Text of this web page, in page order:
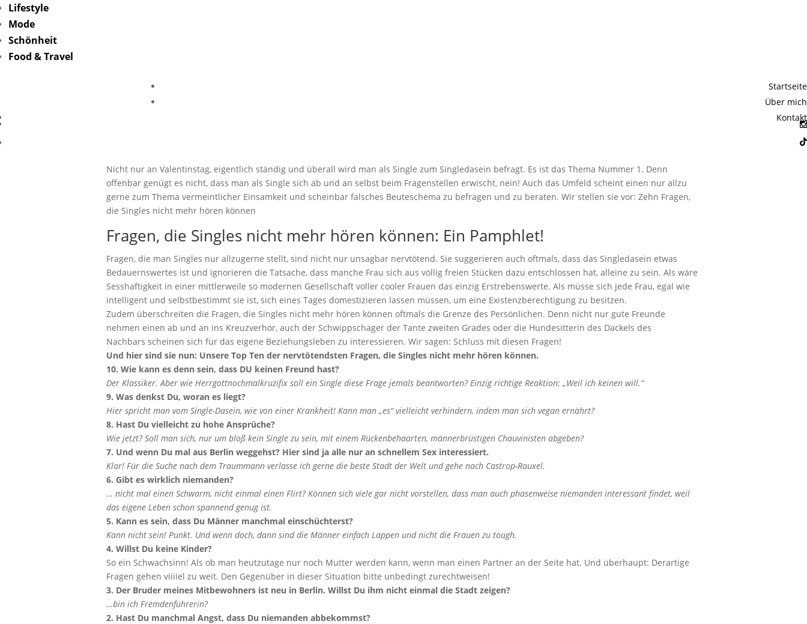
Lifestyle
Mode
Schönheit
Food & Travel
Startseite
Über mich
Kontakt
The Single Stories | Fragen, die Singles
Nicht nur an Valentinstag, eigentlich ständig und überall wird man als Single zum Singledasein befragt. Es ist das Thema Nummer 1. Denn
offenbar genügt es nicht, dass man als Single sich ab und an selbst beim Fragenstellen erwischt, nein! Auch das Umfeld scheint einen nur allzu
gerne zum Thema vermeintlicher Einsamkeit und scheinbar falsches Beuteschema zu befragen und zu beraten. Wir stellen sie vor: Zehn Fragen,
die Singles nicht mehr hören können
Fragen, die Singles nicht mehr hören können: Ein Pamphlet!
Fragen, die man Singles nur allzugerne stellt, sind nicht nur unsagbar nervtötend. Sie suggerieren auch oftmals, dass das Singledasein etwas
Bedauernswertes ist und ignorieren die Tatsache, dass manche Frau sich aus völlig freien Stücken dazu entschlossen hat, alleine zu sein. Als wäre
Sesshaftigkeit in einer mittlerweile so modernen Gesellschaft voller cooler Frauen das einzig Erstrebenswerte. Als müsse sich jede Frau, egal wie
intelligent und selbstbestimmt sie ist, sich eines Tages domestizieren lassen müssen, um eine Existenzberechtigung zu besitzen.
Zudem überschreiten die Fragen, die Singles nicht mehr hören können oftmals die Grenze des Persönlichen. Denn nicht nur gute Freunde
nehmen einen ab und an ins Kreuzverhör, auch der Schwippschager der Tante zweiten Grades oder die Hundesitterin des Dackels des
Nachbars scheinen sich für das eigene Beziehungsleben zu interessieren. Wir sagen: Schluss mit diesen Fragen!
Und hier sind sie nun: Unsere Top Ten der nervtötendsten Fragen, die Singles nicht mehr hören können.
10. Wie kann es denn sein, dass DU keinen Freund hast?
Der Klassiker. Aber wie Herrgottnochmalkruzifix soll ein Single diese Frage jemals beantworten? Einzig richtige Reaktion: „Weil ich keinen will.“
9. Was denkst Du, woran es liegt?
Hier spricht man vom Single-Dasein, wie von einer Krankheit! Kann man „es“ vielleicht verhindern, indem man sich vegan ernährt?
8. Hast Du vielleicht zu hohe Ansprüche?
Wie jetzt? Soll man sich, nur um bloß kein Single zu sein, mit einem Rückenbehaarten, männerbrüstigen Chauvinisten abgeben?
7. Und wenn Du mal aus Berlin weggehst? Hier sind ja alle nur an schnellem Sex interessiert.
Klar! Für die Suche nach dem Traummann verlasse ich gerne die beste Stadt der Welt und gehe nach Castrop-Rauxel.
6. Gibt es wirklich niemanden?
… nicht mal einen Schwarm, nicht einmal einen Flirt? Können sich viele gar nicht vorstellen, dass man auch phasenweise niemanden interessant findet, weil
das eigene Leben schon spannend genug ist.
5. Kann es sein, dass Du Männer manchmal einschüchterst?
Kann nicht sein! Punkt. Und wenn doch, dann sind die Männer einfach Lappen und nicht die Frauen zu tough.
4. Willst Du keine Kinder?
So ein Schwachsinn! Als ob man heutzutage nur noch Mutter werden kann, wenn man einen Partner an der Seite hat. Und überhaupt: Derartige
Fragen gehen viiiiel zu weit. Den Gegenüber in dieser Situation bitte unbedingt zurechtweisen!
3. Der Bruder meines Mitbewohners ist neu in Berlin. Willst Du ihm nicht einmal die Stadt zeigen?
…bin ich Fremdenführerin?
2. Hast Du manchmal Angst, dass Du niemanden abbekommst?